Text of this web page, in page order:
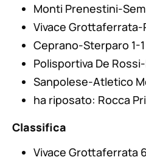
Monti Prenestini-
Vivace Grottaferrata-
Ceprano-Sterparo 1-1
Polisportiva De
Sanpolese-Atletico
ha riposato: Rocca
Classifica
Vivace Grottaferrata 6